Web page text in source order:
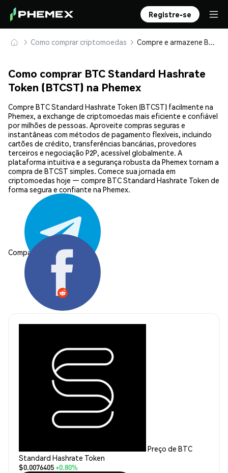
Registre-se
Como comprar criptomoedas Compre e armazene BTC Standard Hashrate Token (BTCST) com segurança
Como comprar BTC Standard Hashrate
Token (BTCST) na Phemex
Compre BTC Standard Hashrate Token (BTCST) facilmente na
Phemex, a exchange de criptomoedas mais eficiente e confiável
por milhões de pessoas. Aproveite compras seguras e
instantâneas com métodos de pagamento flexíveis, incluindo
cartões de crédito, transferências bancárias, provedores
terceiros e negociação P2P, acessível globalmente. A
plataforma intuitiva e a segurança robusta da Phemex tornam a
compra de BTCST simples. Comece sua jornada em
criptomoedas hoje — compre BTC Standard Hashrate Token de
forma segura e confiante na Phemex.
Compartilhar:
Preço de BTC
Standard Hashrate Token
$0.0076405+0.80%